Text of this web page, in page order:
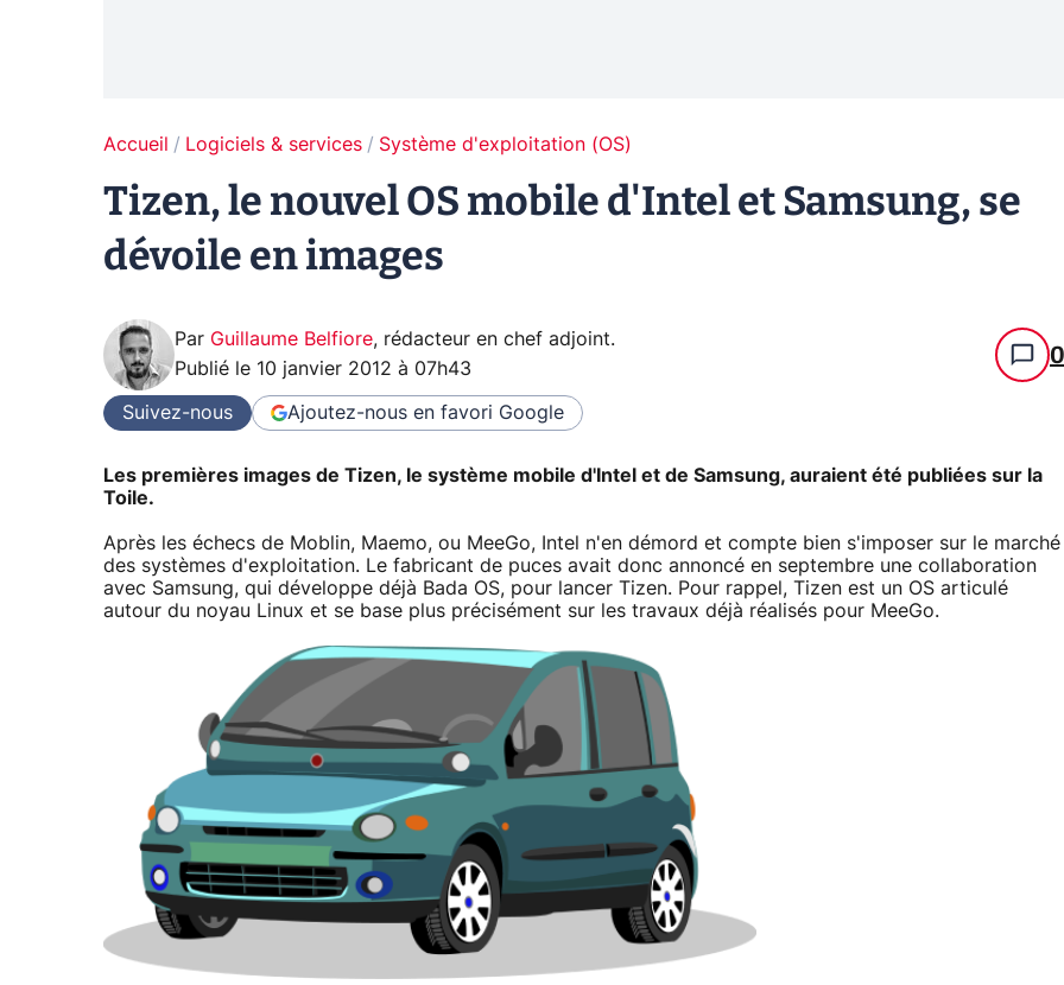
Accueil Logiciels & services Système d'exploitation (OS)
Tizen, le nouvel OS mobile d'Intel et Samsung, se
dévoile en images
Par Guillaume Belfiore, rédacteur en chef adjoint.
Publié le 10 janvier 2012 à 07h43 0
Suivez-nous Ajoutez-nous en favori Google
Les premières images de Tizen, le système mobile d'Intel et de Samsung, auraient été publiées sur la
Toile.
Après les échecs de Moblin, Maemo, ou MeeGo, Intel n'en démord et compte bien s'imposer sur le marché
des systèmes d'exploitation. Le fabricant de puces avait donc annoncé en septembre une collaboration
avec Samsung, qui développe déjà Bada OS, pour lancer Tizen. Pour rappel, Tizen est un OS articulé
autour du noyau Linux et se base plus précisément sur les travaux déjà réalisés pour MeeGo.